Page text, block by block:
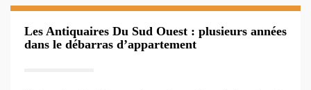
Les Antiquaires Du Sud Ouest : plusieurs années
dans le débarras d’appartement